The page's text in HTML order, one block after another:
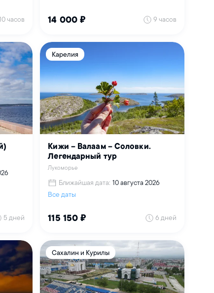
часов 14 000 ₽ 9 часов
5 дней
Карелия
Кижи – Валаам – Соловки.
Легендарный тур
Лукоморье
Ближайшая дата: 10 августа 2026
Все даты
115 150 ₽ 6 дней
Сахалин и Курилы